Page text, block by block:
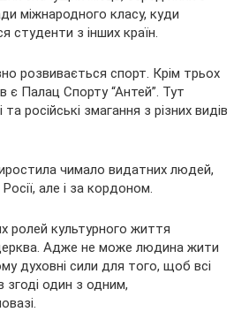
міжнародного класу, куди
студенти з інших країн.
розвивається спорт. Крім трьох
є Палац Спорту “Антей”. Тут
російські змагання з різних видів
чимало видатних людей,
Росії, але і за кордоном.
ролей культурного життя
Адже не може людина жити
духовні сили для того, щоб всі
один з одним,